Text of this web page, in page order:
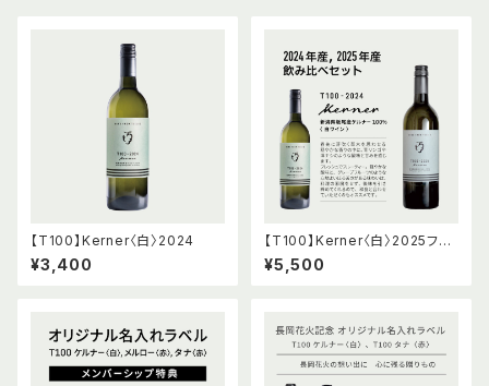
【T100】Kerner〈白〉2024
¥3,400
【T100】Kerner〈白〉2025フル
ボトル & 2024ハーフボトル 飲
み比べセット
¥5,500